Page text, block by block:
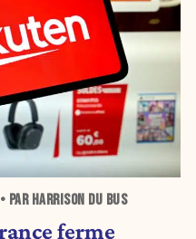
PAR HARRISON DU BUS
ferme